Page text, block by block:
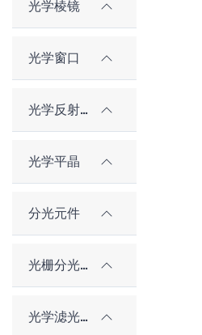
光学棱镜
光学窗口
光学反射镜
光学平晶
分光元件
光栅分光元件
光学滤光片